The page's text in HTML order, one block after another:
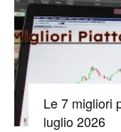
Le 7 migliori
luglio 2026